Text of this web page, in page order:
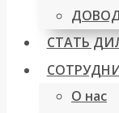
СТАТЬ
О нас